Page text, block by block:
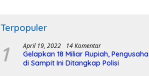
Terpopuler
1 April 19, 2022 14 Komentar
Gelapkan 18 Miliar Rupiah, Pengusaha
di Sampit Ini Ditangkap Polisi